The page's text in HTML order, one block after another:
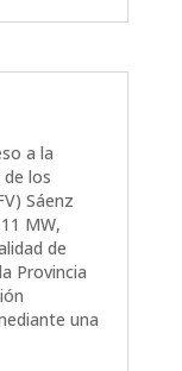
a la
los
Sáenz
MW,
de
Provincia
una